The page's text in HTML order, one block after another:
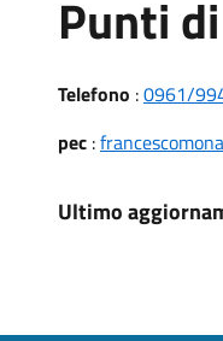
Punti
Telefono :0961/
pec:
Ultimo